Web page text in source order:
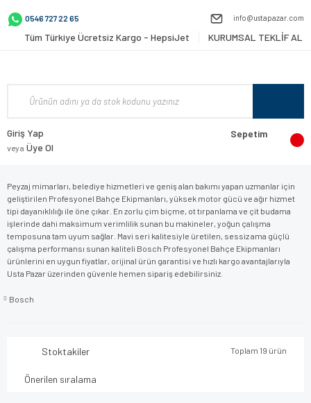
0546 727 22 65 info@ustapazar.com
Tüm Türkiye Ücretsiz Kargo - HepsiJet KURUMSAL TEKLİF AL
Giriş Yap
veya Üye Ol
Sepetim
Peyzaj mimarları, belediye hizmetleri ve geniş alan bakımı yapan uzmanlar için
geliştirilen Profesyonel Bahçe Ekipmanları, yüksek motor gücü ve ağır hizmet
tipi dayanıklılığı ile öne çıkar. En zorlu çim biçme, ot tırpanlama ve çit budama
işlerinde dahi maksimum verimlilik sunan bu makineler, yoğun çalışma
temposuna tam uyum sağlar. Mavi seri kalitesiyle üretilen, sessiz ama güçlü
çalışma performansı sunan kaliteli Bosch Profesyonel Bahçe Ekipmanları
ürünlerini en uygun fiyatlar, orijinal ürün garantisi ve hızlı kargo avantajlarıyla
Usta Pazar üzerinden güvenle hemen sipariş edebilirsiniz.
Bosch
Stoktakiler Toplam 19 ürün